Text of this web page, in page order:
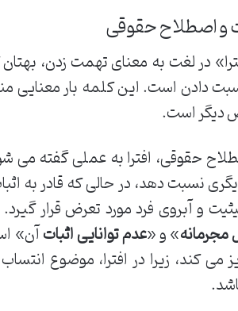
و اصطلاح حقوقی
در لغت به معنای تهمت زدن،
دادن است. این کلمه بار معنایی
دیگر است.
حقوقی، افترا به عملی گفته
نسبت دهد، در حالی که قادر به
و آبروی فرد مورد تعرض قرار
» و «عدم توانایی اثباتآن»
می کند، زیرا در افترا، موضوع